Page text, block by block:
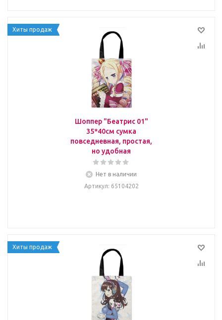
Хиты продаж
Шоппер "Беатрис 01"
35*40см сумка
повседневная, простая,
но удобная
Нет в наличии
Артикул: 65104202
Хиты продаж